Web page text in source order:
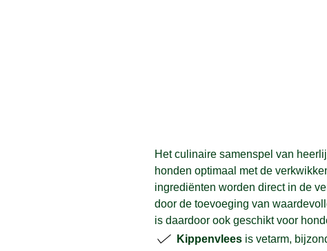
Het culinaire samenspel van
honden optimaal met de
ingrediënten worden direct in de
door de toevoeging van
is daardoor ook geschikt voor
Kippenvlees is vetarm,